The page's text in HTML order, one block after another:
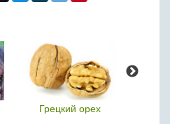
Грецкий орех